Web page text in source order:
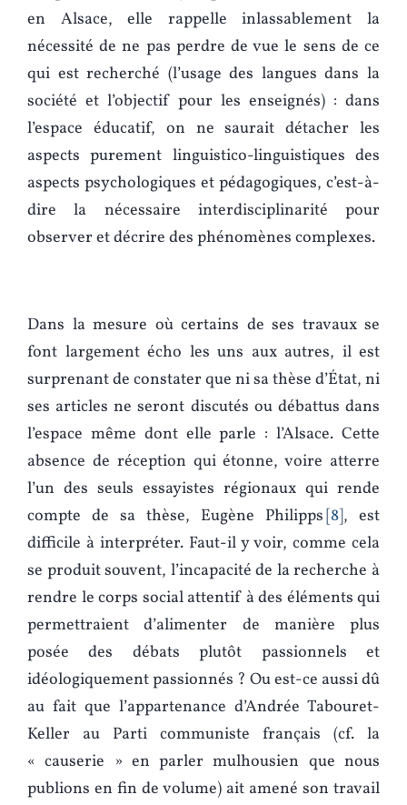
en Alsace, elle rappelle inlassablement la
nécessité de ne pas perdre de vue le sens de ce
qui est recherché (l’usage des langues dans la
société et l’objectif pour les enseignés) : dans
l’espace éducatif, on ne saurait détacher les
aspects purement linguistico-linguistiques des
aspects psychologiques et pédagogiques, c’est-à-
dire la nécessaire interdisciplinarité pour
observer et décrire des phénomènes complexes.
Dans la mesure où certains de ses travaux se
font largement écho les uns aux autres, il est
surprenant de constater que ni sa thèse d’État, ni
ses articles ne seront discutés ou débattus dans
l’espace même dont elle parle : l’Alsace. Cette
absence de réception qui étonne, voire atterre
l’un des seuls essayistes régionaux qui rende
compte de sa thèse, Eugène Philipps 8 , est
difficile à interpréter. Faut-il y voir, comme cela
se produit souvent, l’incapacité de la recherche à
rendre le corps social attentif à des éléments qui
permettraient d’alimenter de manière plus
posée des débats plutôt passionnels et
idéologiquement passionnés ? Ou est-ce aussi dû
au fait que l’appartenance d’Andrée Tabouret-
Keller au Parti communiste français (cf. la
« causerie » en parler mulhousien que nous
publions en fin de volume) ait amené son travail